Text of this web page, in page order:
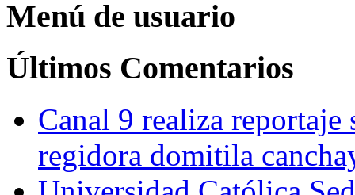
Menú de usuario
Últimos Comentarios
Canal 9 realiza
regidora domitila